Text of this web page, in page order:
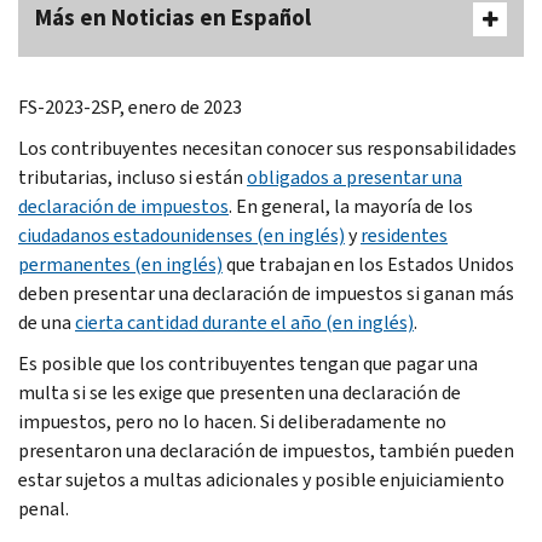
Más en Noticias en Español
FS-2023-2SP, enero de 2023
Los contribuyentes necesitan conocer sus responsabilidades
tributarias, incluso si estánobligados a presentar una
declaración de impuestos. En general, la mayoría de los
ciudadanos estadounidenses (en inglés)yresidentes
permanentes (en inglés)que trabajan en los Estados Unidos
deben presentar una declaración de impuestos si ganan más
de unacierta cantidad durante el año (en inglés).
Es posible que los contribuyentes tengan que pagar una
multa si se les exige que presenten una declaración de
impuestos, pero no lo hacen. Si deliberadamente no
presentaron una declaración de impuestos, también pueden
estar sujetos a multas adicionales y posible enjuiciamiento
penal.